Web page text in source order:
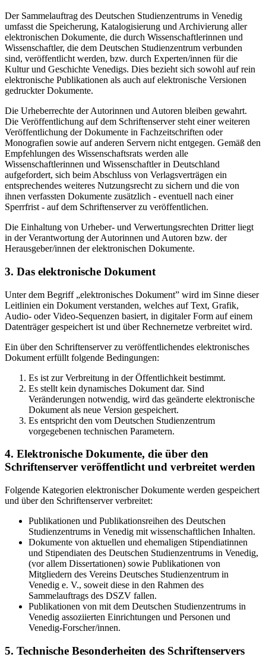
Der Sammelauftrag des Deutschen Studienzentrums in Venedig
umfasst die Speicherung, Katalogisierung und Archivierung aller
elektronischen Dokumente, die durch Wissenschaftlerinnen und
Wissenschaftler, die dem Deutschen Studienzentrum verbunden
sind, veröffentlicht werden, bzw. durch Experten/innen für die
Kultur und Geschichte Venedigs. Dies bezieht sich sowohl auf rein
elektronische Publikationen als auch auf elektronische Versionen
gedruckter Dokumente.
Die Urheberrechte der Autorinnen und Autoren bleiben gewahrt.
Die Veröffentlichung auf dem Schriftenserver steht einer weiteren
Veröffentlichung der Dokumente in Fachzeitschriften oder
Monografien sowie auf anderen Servern nicht entgegen. Gemäß den
Empfehlungen des Wissenschaftsrats werden alle
Wissenschaftlerinnen und Wissenschaftler in Deutschland
aufgefordert, sich beim Abschluss von Verlagsverträgen ein
entsprechendes weiteres Nutzungsrecht zu sichern und die von
ihnen verfassten Dokumente zusätzlich - eventuell nach einer
Sperrfrist - auf dem Schriftenserver zu veröffentlichen.
Die Einhaltung von Urheber- und Verwertungsrechten Dritter liegt
in der Verantwortung der Autorinnen und Autoren bzw. der
Herausgeber/innen der elektronischen Dokumente.
3. Das elektronische Dokument
Unter dem Begriff „elektronisches Dokument” wird im Sinne dieser
Leitlinien ein Dokument verstanden, welches auf Text, Grafik,
Audio- oder Video-Sequenzen basiert, in digitaler Form auf einem
Datenträger gespeichert ist und über Rechnernetze verbreitet wird.
Ein über den Schriftenserver zu veröffentlichendes elektronisches
Dokument erfüllt folgende Bedingungen:
Es ist zur Verbreitung in der Öffentlichkeit bestimmt.
Es stellt kein dynamisches Dokument dar. Sind
Veränderungen notwendig, wird das geänderte elektronische
Dokument als neue Version gespeichert.
Es entspricht den vom Deutschen Studienzentrum
vorgegebenen technischen Parametern.
4. Elektronische Dokumente, die über den
Schriftenserver veröffentlicht und verbreitet werden
Folgende Kategorien elektronischer Dokumente werden gespeichert
und über den Schriftenserver verbreitet:
Publikationen und Publikationsreihen des Deutschen
Studienzentrums in Venedig mit wissenschaftlichen Inhalten.
Dokumente von aktuellen und ehemaligen Stipendiatinnen
und Stipendiaten des Deutschen Studienzentrums in Venedig,
(vor allem Dissertationen) sowie Publikationen von
Mitgliedern des Vereins Deutsches Studienzentrum in
Venedig e. V., soweit diese in den Rahmen des
Sammelauftrags des DSZV fallen.
Publikationen von mit dem Deutschen Studienzentrums in
Venedig assoziierten Einrichtungen und Personen und
Venedig-Forscher/innen.
5. Technische Besonderheiten des Schriftenservers